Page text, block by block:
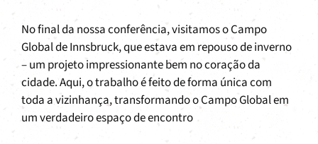
No final da nossa conferência, visitamos o Campo
Global de Innsbruck, que estava em repouso de inverno
– um projeto impressionante bem no coração da
cidade. Aqui, o trabalho é feito de forma única com
toda a vizinhança, transformando o Campo Global em
um verdadeiro espaço de encontro